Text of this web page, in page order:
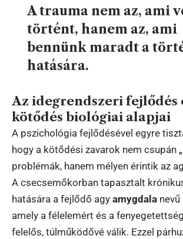
A trauma nem az, ami
történt, hanem az, ami
bennünk maradt a
hatására.
Az idegrendszeri fejlődés
kötődés biológiai alapjai
A pszichológia fejlődésével egyre
hogy a kötődési zavarok nem csupán
problémák, hanem mélyen érintik az
A csecsemőkorban tapasztalt
hatására a fejlődő agy amygdala
amely a félelemért és a
felelős, túlműködővé válik. Ezzel